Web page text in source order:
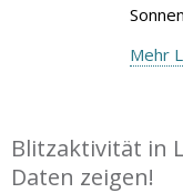
Mehr
Blitzaktivität in
Daten zeigen!